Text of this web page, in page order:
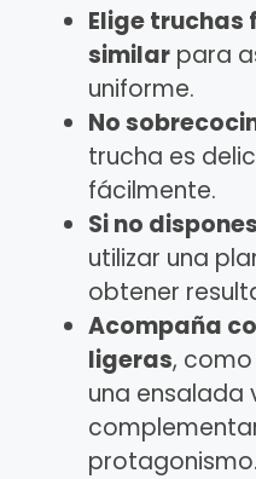
Elige truchas
similarpara
uniforme.
No
trucha es
fácilmente.
Si no
utilizar una
obtener
Acompaña
ligeras,
una ensalada
protagonismo.